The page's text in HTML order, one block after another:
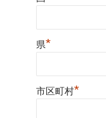
県*
市区町村*